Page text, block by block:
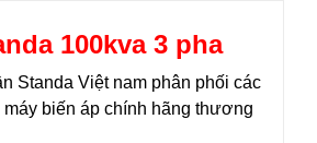
100kva 3 pha
Standa Việt nam phân phối các
máy biến áp chính hãng thương